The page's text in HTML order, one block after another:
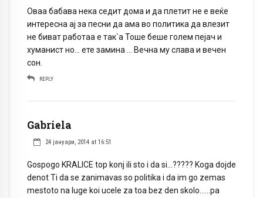
Оваа бабава нека седит дома и да плетит не е веќе
интересна ај за песни да ама во политика да влезит
не биват работаа е так`а Тоше беше голем пејач и
хуманист но… ете замина … Вечна му слава и вечен
сон.
REPLY
Gabriela
24 јануари, 2014 at 16:51
Gospogo KRALICE top konj ili sto i da si…????? Koga dojde
denot Ti da se zanimavas so politika i da im go zemas
mestoto na luge koi ucele za toa bez den skolo……pa